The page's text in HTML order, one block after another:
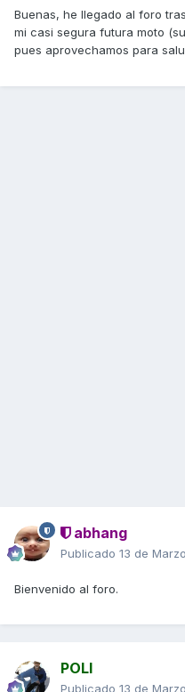
Buenas, he llegado al foro
mi casi segura futura moto
pues aprovechamos para
abhang
Publicado 13 de
Bienvenido al foro.
POLI
Publicado 13 de